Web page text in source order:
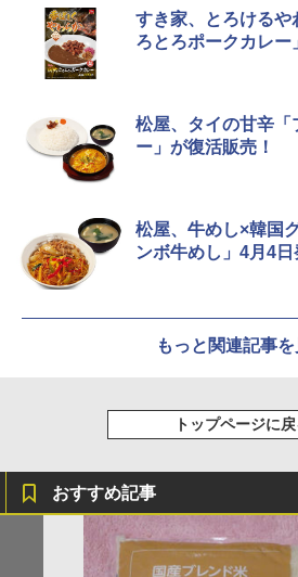
すき家、とろけるや
ろとろポークカレー
松屋、タイの甘辛「
ー」が復活販売！
松屋、牛めし×韓国
ンボ牛めし」4月4日
もっと関連記事を
トップページに
おすすめ記事